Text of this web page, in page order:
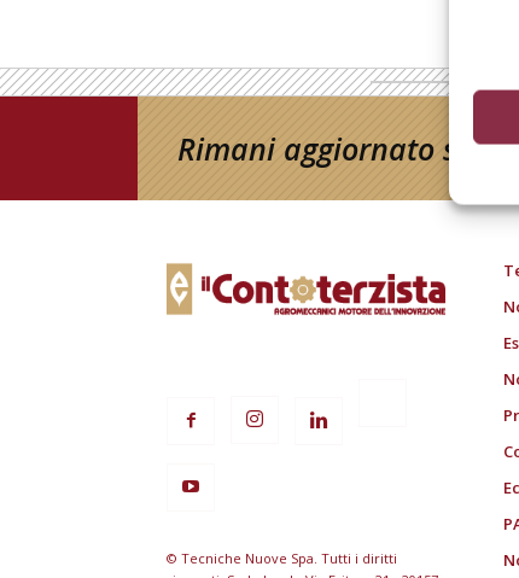
Rimani aggiornato sul
© Tecniche Nuove Spa. Tutti i diritti